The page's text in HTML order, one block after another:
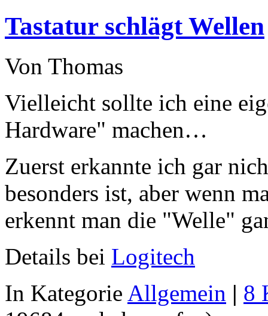
Tastatur schlägt Wellen
Von Thomas
Vielleicht sollte ich eine
Hardware" machen…
Zuerst erkannte ich gar
besonders ist, aber wenn
erkennt man die "Welle"
Details bei Logitech
In Kategorie Allgemein | 8